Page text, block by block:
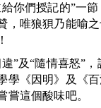
們授記的”一節
，唯狼狽乃能喻
及“隨情喜怒”，
學《因明》及《
嘗這個酸味吧。